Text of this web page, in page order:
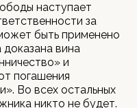
наступает
за
быть применено
доказана вина
и
погашения
Во всех остальных
никто не будет.